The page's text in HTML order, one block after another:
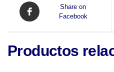
Share on
Facebook
Productos